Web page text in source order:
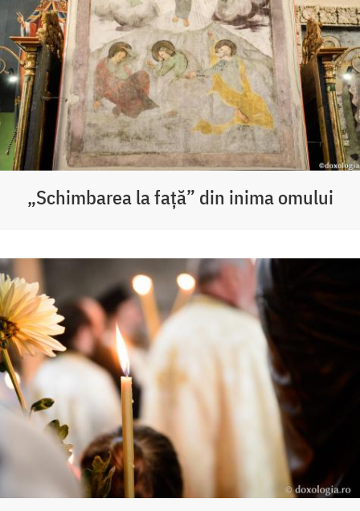
„Schimbarea la față” din inima omului